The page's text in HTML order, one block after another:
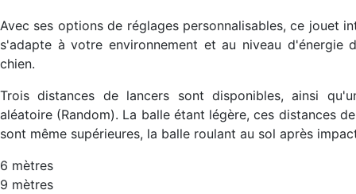
Avec ses options de réglages personnalisables, ce jouet
s'adapte à votre environnement et au niveau d'énergie
chien.
Trois distances de lancers sont disponibles, ainsi
aléatoire (Random). La balle étant légère, ces distances
sont même supérieures, la balle roulant au sol après
6 mètres
9 mètres